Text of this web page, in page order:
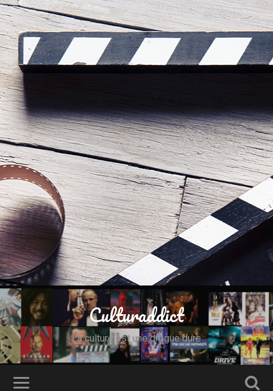
Culturaddict
La culture est une drogue dure